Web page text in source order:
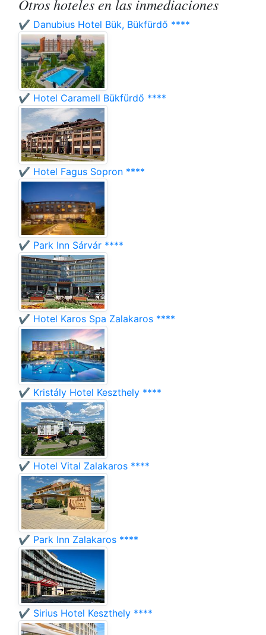
Otros hoteles en las inmediaciones
✔️ Danubius Hotel Bük, Bükfürdő ****
✔️ Hotel Caramell Bükfürdő ****
✔️ Hotel Fagus Sopron ****
✔️ Park Inn Sárvár ****
✔️ Hotel Karos Spa Zalakaros ****
✔️ Kristály Hotel Keszthely ****
✔️ Hotel Vital Zalakaros ****
✔️ Park Inn Zalakaros ****
✔️ Sirius Hotel Keszthely ****